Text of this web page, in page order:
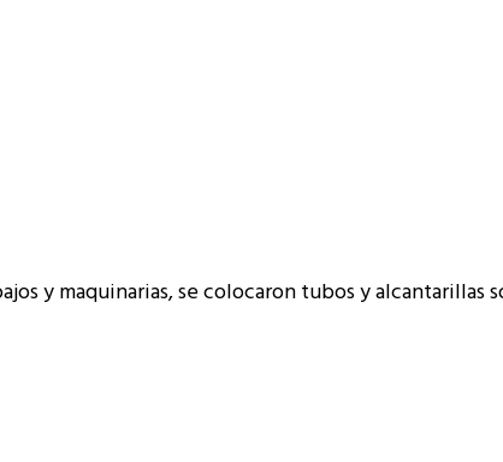
y maquinarias, se colocaron tubos y alcantarillas